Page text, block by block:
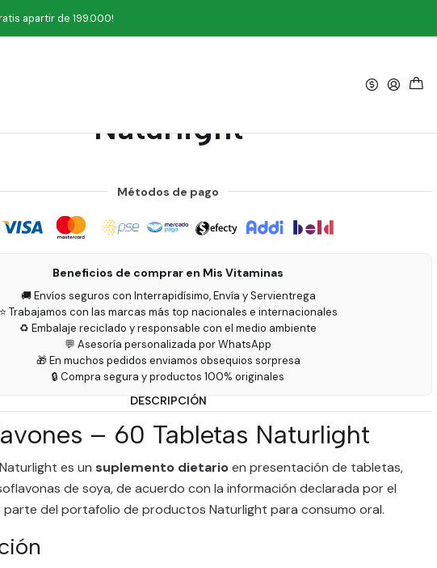
apartir de 199.000!
Naturlight
Isoflavones 60 tabletas
Naturlight
Métodos de pago
Beneficios de comprar en Mis Vitaminas
🚚 Envíos seguros con Interrapidísimo, Envía y Servientrega
⭐ Trabajamos con las marcas más top nacionales e internacionales
♻️ Embalaje reciclado y responsable con el medio ambiente
💬 Asesoría personalizada por WhatsApp
🎁 En muchos pedidos enviamos obsequios sorpresa
🔒 Compra segura y productos 100% originales
DESCRIPCIÓN
– 60 Tabletas Naturlight
es un suplemento dietarioen presentación de tabletas,
de soya, de acuerdo con la información declarada por el
parte del portafolio de productos Naturlight para consumo oral.